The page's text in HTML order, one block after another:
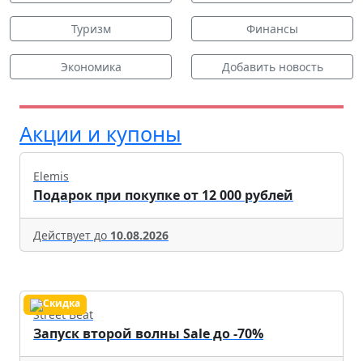
Туризм Финансы
Экономика Добавить новость
Акции и купоны
Elemis
Подарок при покупке от 12 000 рублей
Действует до 10.08.2026
Street Beat
Запуск второй волны Sale до -70%